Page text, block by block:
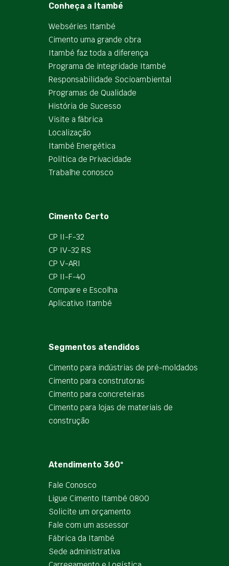
Conheça a Itambé
Webséries Itambé
Cimento uma grande obra
Itambé faz toda a diferença
Programa de integridade Itambé
Responsabilidade Socioambiental
Programas de Qualidade
História de Sucesso
Visite a fábrica
Localização
Itambé Energética
Política de Privacidade
Trabalhe conosco
Cimento Certo
CP II-F-32
CP IV-32 RS
CP V-ARI
CP II-F-40
Compare e Escolha
Aplicativo Itambé
Segmentos atendidos
Cimento para indústrias de pré-moldados
Cimento para construtoras
Cimento para concreteiras
Cimento para lojas de materiais de
construção
Atendimento 360º
Fale Conosco
Ligue Cimento Itambé 0800
Solicite um orçamento
Fale com um assessor
Fábrica da Itambé
Sede administrativa